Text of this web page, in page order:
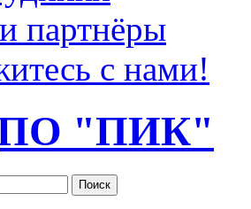
партнёры
с нами!
"ПИК"
Поиск